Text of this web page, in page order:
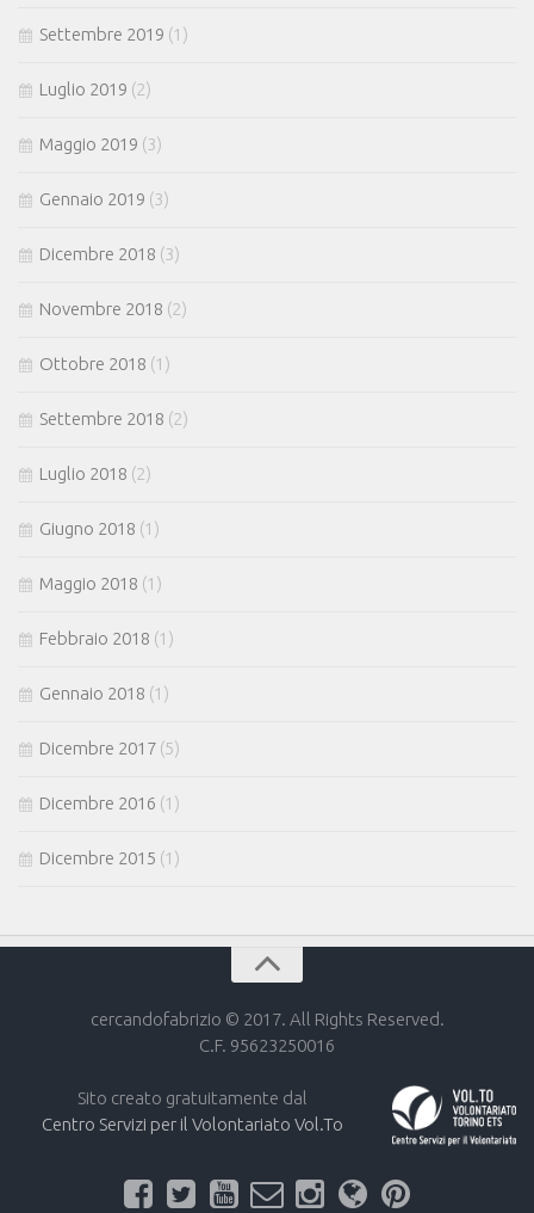
Settembre 2019 (1)
Luglio 2019 (2)
Maggio 2019 (3)
Gennaio 2019 (3)
Dicembre 2018 (3)
Novembre 2018 (2)
Ottobre 2018 (1)
Settembre 2018 (2)
Luglio 2018 (2)
Giugno 2018 (1)
Maggio 2018 (1)
Febbraio 2018 (1)
Gennaio 2018 (1)
Dicembre 2017 (5)
Dicembre 2016 (1)
Dicembre 2015 (1)
cercandofabrizio © 2017. All Rights Reserved.
C.F. 95623250016
Sito creato gratuitamente dal
Centro Servizi per il Volontariato Vol.To